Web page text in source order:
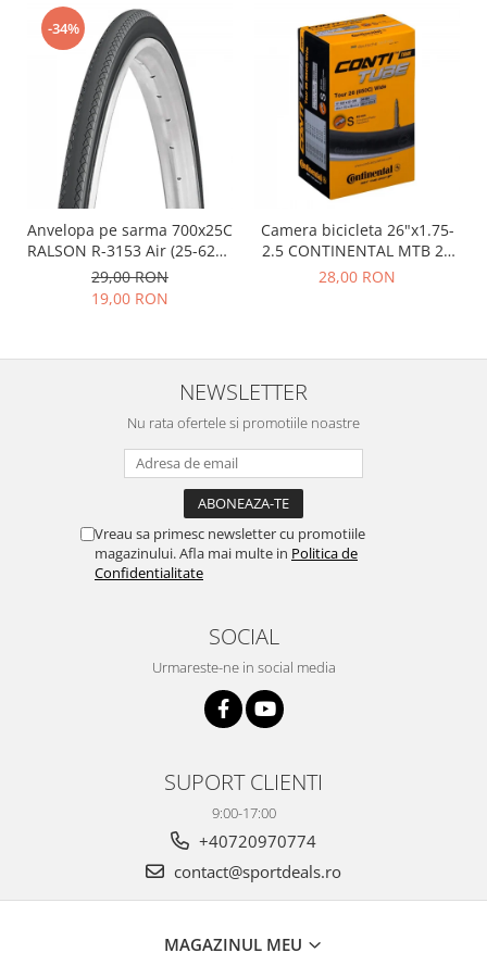
-34%
Anvelopa pe sarma 700x25C
RALSON R-3153 Air (25-622),
negru
29,00 RON
19,00 RON
Camera bicicleta 26"x1.75-
2.5 CONTINENTAL MTB 26
(47/62-559), valva FV42
28,00 RON
NEWSLETTER
Nu rata ofertele si promotiile noastre
Vreau sa primesc newsletter cu promotiile
magazinului. Afla mai multe in Politica de
Confidentialitate
SOCIAL
Urmareste-ne in social media
SUPORT CLIENTI
9:00-17:00
+40720970774
contact@sportdeals.ro
MAGAZINUL MEU